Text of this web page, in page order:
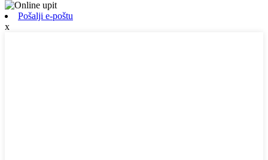
Pošalji e-poštu
x